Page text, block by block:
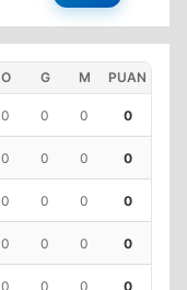
O G M PUAN
0 0 0 0
0 0 0 0
0 0 0 0
0 0 0 0
0 0 0 0